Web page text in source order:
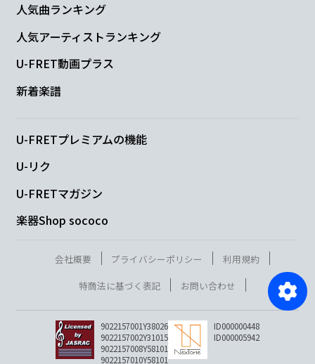
人気曲ランキング
人気アーティストランキング
U-FRET動画プラス
新着楽譜
U-FRETプレミアムの機能
U-リク
U-FRETマガジン
楽器Shop sococo
会社概要 プライバシーポリシー
利用規約
特商法に基づく表記
お問い合わせ
9022157001Y38026
9022157002Y31015
9022157008Y58101
9022157010Y58101
ID000000448
ID000005942